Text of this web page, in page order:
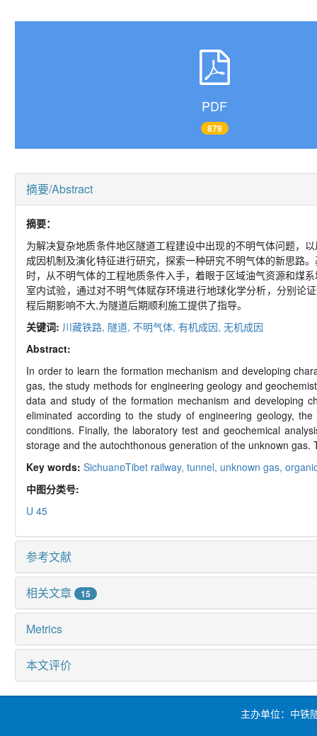
PDF
879
摘要/Abstract
摘要：
为解决复杂地质条件地区隧道工程建设中出现的不明气体问题，
成因机制及演化特征进行研究，探索一种研究不明气体的新思路
时，从不明气体的工程地质条件入手，着眼于区域油气资源和煤
室内试验，通过对不明气体赋存环境进行地球化学分析，分别论
程后期影响不大,为隧道后期顺利施工提供了指导。
关键词: 川藏铁路, 隧道, 不明气体, 有机成因, 无机成因
Abstract:
In order to learn the formation mechanism and developing
gas, the study methods for engineering geology and
data and study of the formation mechanism and developing
eliminated according to the study of engineering geology,
conditions. Finally, the laboratory test and geochemical
storage and the autochthonous generation of the unknown
Key words: SichuanTibet railway, tunnel, unknown gas,
中图分类号:
U 45
参考文献
相关文章 15
Metrics
本文评价
主办单位：中铁